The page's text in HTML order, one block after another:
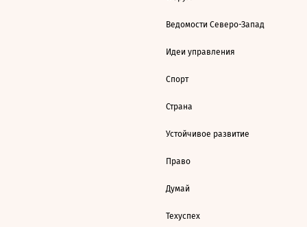
Ведомости Северо-Запад
Идеи управления
Спорт
Страна
Устойчивое развитие
Право
Думай
Техуспех